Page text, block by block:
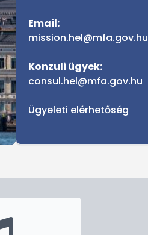
Email:
mission.hel@mfa.gov.hu
Konzuli ügyek:
consul.hel@mfa.gov.hu
Ügyeleti elérhetőség